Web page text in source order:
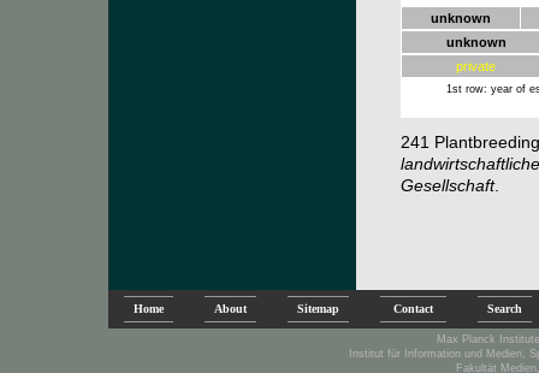
unknown
unknown
private
1st row: year of
241
Gesellschaft.
Home About Sitemap Contact Search
Max Planck
Institut für Information und Medien,
Fakultät